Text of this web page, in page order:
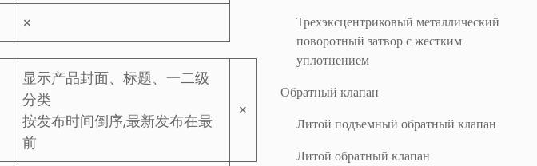
×
显示产品封面、标题、一二级
分类
按发布时间倒序,最新发布在最
前
×
Трехэксцентриковый металлический
поворотный затвор с жестким
уплотнением
Обратный клапан
Литой подъемный обратный клапан
Литой обратный клапан